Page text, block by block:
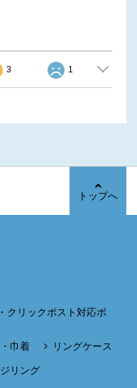
3 1
トップへ
クリックポスト対応ボ
巾着 リングケース
リング